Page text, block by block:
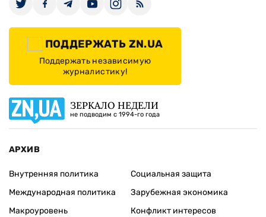
ПОДДЕРЖАТЬ ZN.UA
Поддержать независимую
журналистику!
ЗЕРКАЛО НЕДЕЛИ
не подводим с 1994-го года
АРХИВ
Внутренняя политика
Международная политика
Макроуровень
Социальная защита
Зарубежная экономика
Конфликт интересов